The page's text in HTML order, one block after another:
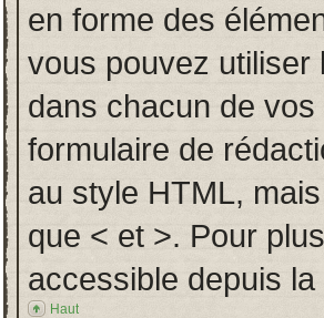
en forme des
vous pouvez
dans chacun de vos
formulaire de
au style HTML,
que < et >. Pour
accessible depuis
Haut